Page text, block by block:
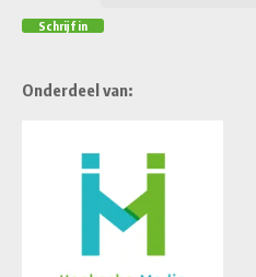
Onderdeel van: